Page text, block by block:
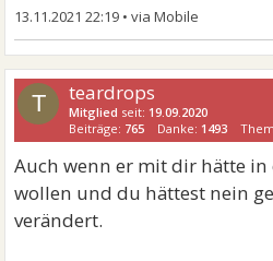
13.11.2021 22:19 •
T teardrops
Mitglied seit: 19.09.2020
Beiträge: 765 Danke: 1493
Auch wenn er mit dir hätte
wollen und du hättest nein
verändert.